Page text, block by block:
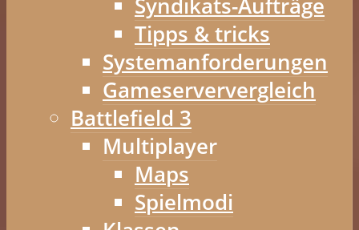
Syndikats-Aufträge
Tipps & tricks
Systemanforderungen
Gameserververgleich
Battlefield 3
Multiplayer
Maps
Spielmodi